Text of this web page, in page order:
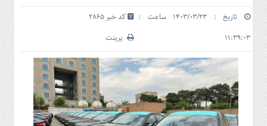
سرمایه
و
بورس
مسکن
و
شهری
گاز
تاریخ : ۱۴۰۳/۰۳/۲۳ ساعت :
۱۱:۳۹:۰۳
کد خبر 2865
پرینت